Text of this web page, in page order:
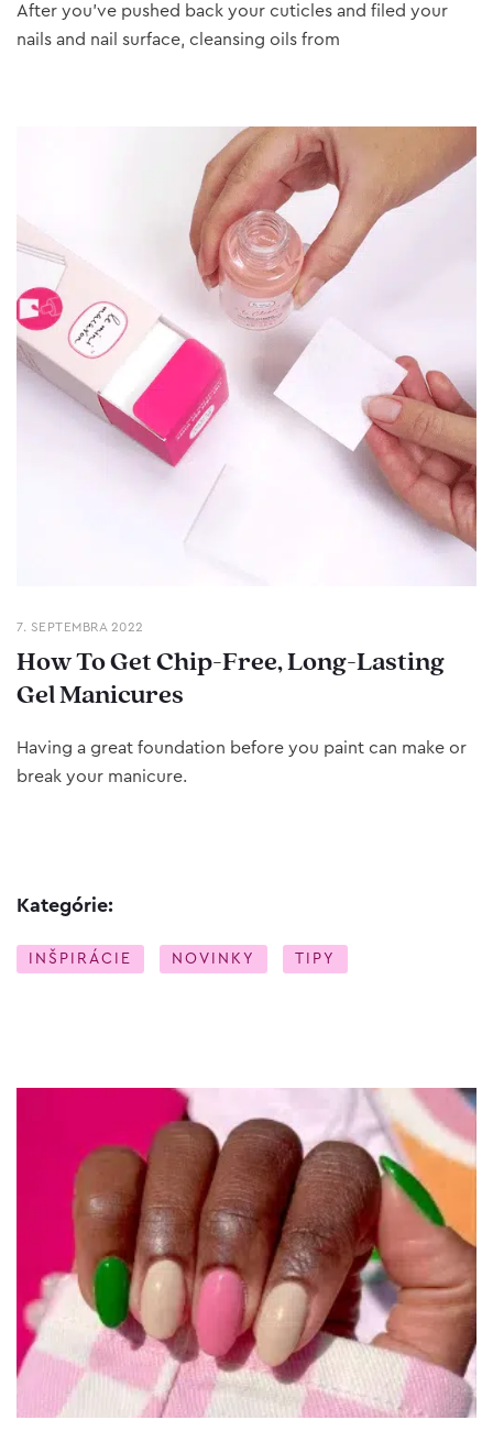
After you’ve pushed back your cuticles and filed your
nails and nail surface, cleansing oils from
7. SEPTEMBRA 2022
How To Get Chip-Free, Long-Lasting
Gel Manicures
Having a great foundation before you paint can make or
break your manicure.
Kategórie:
INŠPIRÁCIE NOVINKY TIPY